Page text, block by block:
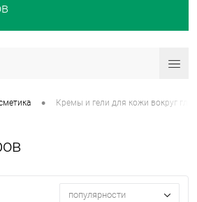
• Кремы и гели для кожи вокруг глаз
популярности